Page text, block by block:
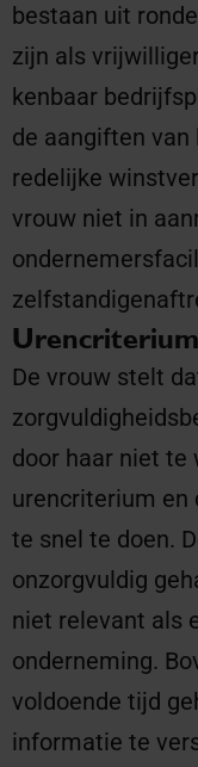
bestaan uit
zijn als
kenbaar
de aangiften
redelijke
vrouw niet in
Urencriterium
De vrouw stelt
door haar niet te
urencriterium en
te snel te doen.
onzorgvuldig
niet relevant als
onderneming.
voldoende tijd
informatie te